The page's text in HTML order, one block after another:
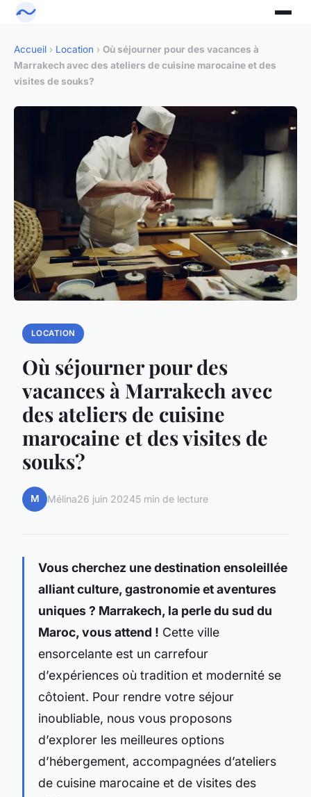
Accueil › Location › Où séjourner pour des vacances à
Marrakech avec des ateliers de cuisine marocaine et des
visites de souks?
LOCATION
Où séjourner pour des
vacances à Marrakech avec
des ateliers de cuisine
marocaine et des visites de
souks?
M Mélina26 juin 20245 min de lecture
Vous cherchez une destination ensoleillée
alliant culture, gastronomie et aventures
uniques ? Marrakech, la perle du sud du
Maroc, vous attend ! Cette ville
ensorcelante est un carrefour
d’expériences où tradition et modernité se
côtoient. Pour rendre votre séjour
inoubliable, nous vous proposons
d’explorer les meilleures options
d’hébergement, accompagnées d’ateliers
de cuisine marocaine et de visites des